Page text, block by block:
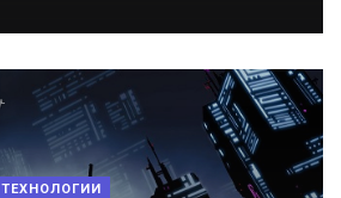
ТЕХНОЛОГИИ